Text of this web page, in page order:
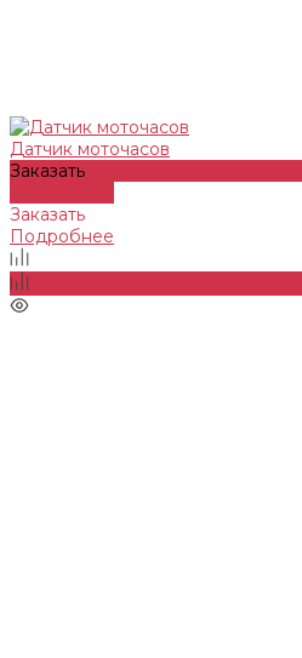
Датчик моточасов
Заказать
Заказать
Подробнее